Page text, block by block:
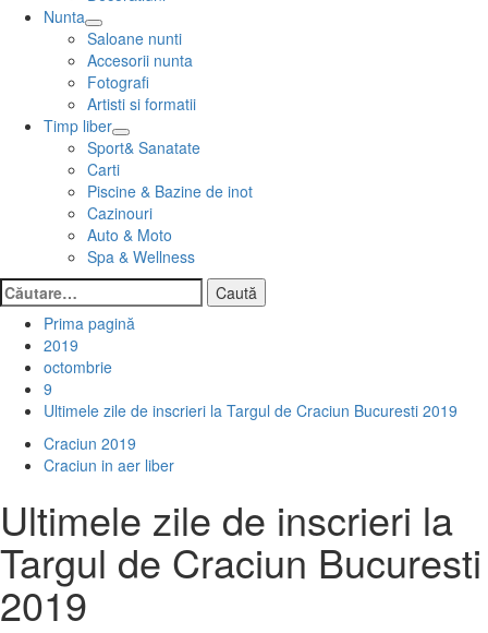
Nunta
Saloane nunti
Accesorii nunta
Fotografi
Artisti si formatii
Timp liber
Sport& Sanatate
Carti
Piscine & Bazine de inot
Cazinouri
Auto & Moto
Spa & Wellness
Caută
după:
Prima pagină
2019
octombrie
9
Ultimele zile de inscrieri la Targul de Craciun Bucuresti 2019
Craciun 2019
Craciun in aer liber
Ultimele zile de inscrieri la
Targul de Craciun Bucuresti
2019